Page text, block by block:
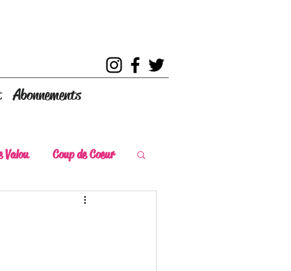
Abonnements
Valou Coup de Coeur
Coup de Chaud